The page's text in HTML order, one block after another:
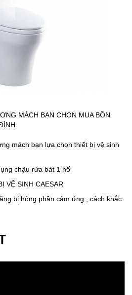
MÁCH BẠN CHỌN MUA BỒN
mách bạn lựa chọn thiết bị vệ sinh
chậu rửa bát 1 hố
VỆ SINH CAESAR
bị hỏng phần cảm ứng , cách khắc